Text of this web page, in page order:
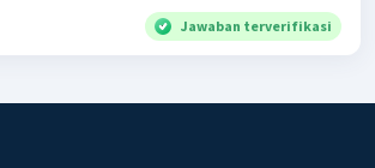
Jawaban terverifikasi